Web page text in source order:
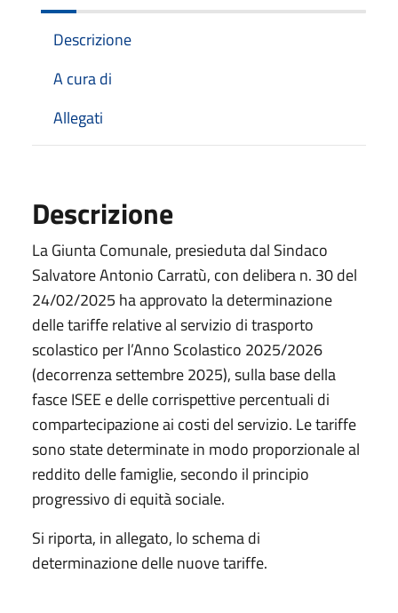
Descrizione
A cura di
Allegati
Descrizione
La Giunta Comunale, presieduta dal Sindaco
Salvatore Antonio Carratù, con delibera n. 30 del
24/02/2025 ha approvato la determinazione
delle tariffe relative al servizio di trasporto
scolastico per l’Anno Scolastico 2025/2026
(decorrenza settembre 2025), sulla base della
fasce ISEE e delle corrispettive percentuali di
compartecipazione ai costi del servizio. Le tariffe
sono state determinate in modo proporzionale al
reddito delle famiglie, secondo il principio
progressivo di equità sociale.
Si riporta, in allegato, lo schema di
determinazione delle nuove tariffe.